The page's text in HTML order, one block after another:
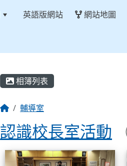
英語版網站 網站地圖
相簿列表
輔導室
認識校長室活動
相簿列表 認